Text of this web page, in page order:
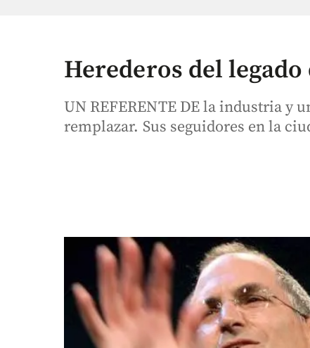
Herederos del legado
UN REFERENTE DE la industria
remplazar. Sus seguidores en la